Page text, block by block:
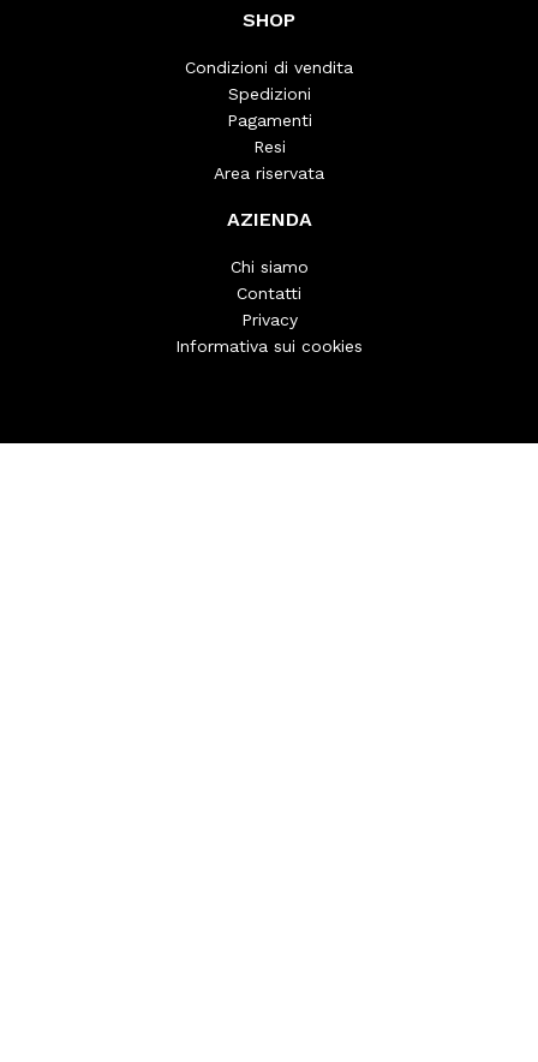
SHOP
Condizioni di vendita
Spedizioni
Pagamenti
Resi
Area riservata
AZIENDA
Chi siamo
Contatti
Privacy
Informativa sui cookies